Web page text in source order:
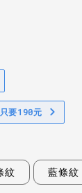
要190元
紋 藍條紋